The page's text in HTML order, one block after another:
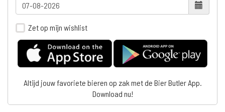
Zet op mijn wishlist
Altijd jouw favoriete bieren op zak met de Bier Butler App.
Download nu!